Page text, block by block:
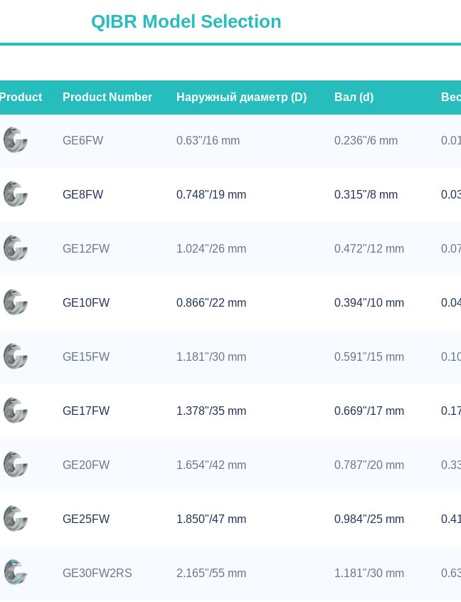
QIBR Model Selection
Product Product Number Наружный диаметр (D) Вал (d)
GE6FW 0.63"/16 mm 0.236"/6 mm
GE8FW 0.748"/19 mm 0.315"/8 mm
GE12FW 1.024"/26 mm 0.472"/12 mm
GE10FW 0.866"/22 mm 0.394"/10 mm
GE15FW 1.181"/30 mm 0.591"/15 mm
GE17FW 1.378"/35 mm 0.669"/17 mm
GE20FW 1.654"/42 mm 0.787"/20 mm
GE25FW 1.850"/47 mm 0.984"/25 mm
GE30FW2RS 2.165"/55 mm 1.181"/30 mm